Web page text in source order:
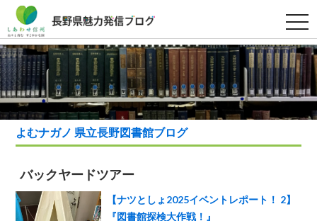
t
o
g
g
l
e
a
v
i
t
よむナガノ 県立長野図書館ブログ
バックヤードツアー
【ナツとしょ2025イベントレポート！ 2】
『図書館探検大作戦！』